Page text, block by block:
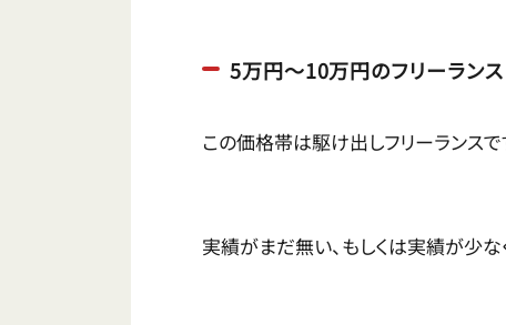
5万円〜10万円のフリーランス
この価格帯は駆け出しフリーランスで
実績がまだ無い、もしくは実績が少